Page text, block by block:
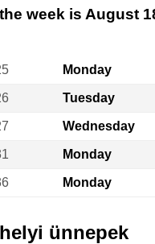
week is August
Monday
Tuesday
Wednesday
Monday
Monday
ünnepek